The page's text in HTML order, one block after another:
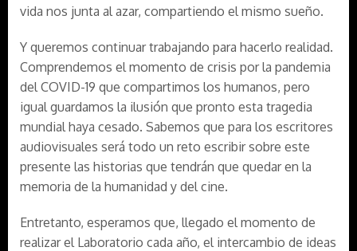
vida nos junta al azar, compartiendo el mismo sueño.
Y queremos continuar trabajando para hacerlo realidad.
Comprendemos el momento de crisis por la pandemia
del COVID-19 que compartimos los humanos, pero
igual guardamos la ilusión que pronto esta tragedia
mundial haya cesado. Sabemos que para los escritores
audiovisuales será todo un reto escribir sobre este
presente las historias que tendrán que quedar en la
memoria de la humanidad y del cine.
Entretanto, esperamos que, llegado el momento de
realizar el Laboratorio cada año, el intercambio de ideas